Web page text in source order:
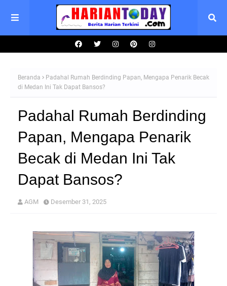
Beranda
Padahal Rumah Berdinding Papan, Mengapa Penarik Becak
di Medan Ini Tak Dapat Bansos?
Padahal Rumah Berdinding
Papan, Mengapa Penarik
Becak di Medan Ini Tak
Dapat Bansos?
AGM Desember 31, 2025